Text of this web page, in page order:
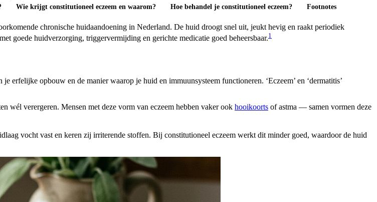
Wie krijgt constitutioneel eczeem en waarom? Hoe behandel je constitutioneel eczeem? Footnotes
chronische huidaandoening in Nederland. De huid droogt snel uit, jeukt hevig en raakt periodiek
goede huidverzorging, triggervermijding en gerichte medicatie goed beheersbaar.1
erfelijke opbouw en de manier waarop je huid en immuunsysteem functioneren. ‘Eczeem’ en ‘dermatitis’
wél verergeren. Mensen met deze vorm van eczeem hebben vaker ook hooikoorts of astma — samen vormen deze
vocht vast en keren zij irriterende stoffen. Bij constitutioneel eczeem werkt dit minder goed, waardoor de huid